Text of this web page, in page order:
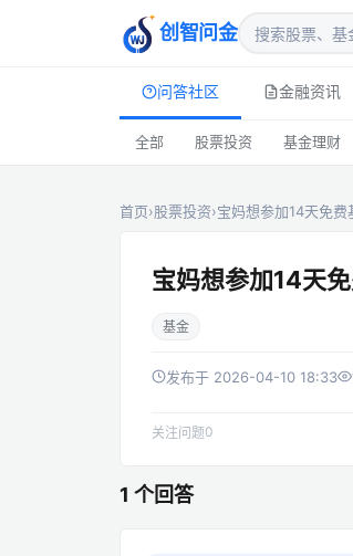
创智问金
问答社区 金融资讯
全部 股票投资 基金理财
首页›股票投资›宝妈想参加14天免
宝妈想参加14天
基金
发布于 2026-04-10 18:33
关注问题0
1 个回答